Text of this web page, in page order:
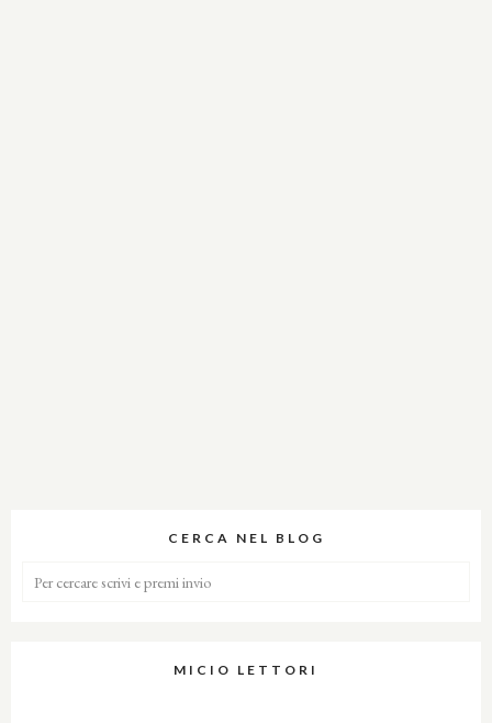
CERCA NEL BLOG
MICIO LETTORI